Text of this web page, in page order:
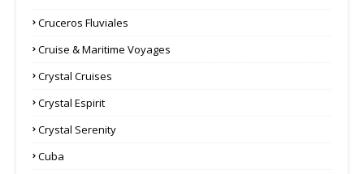
Cruceros Fluviales
Cruise & Maritime Voyages
Crystal Cruises
Crystal Espirit
Crystal Serenity
Cuba